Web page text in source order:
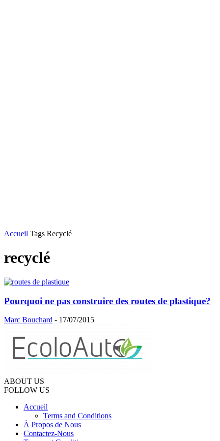
Accueil Tags Recyclé
recyclé
Pourquoi ne pas construire des routes de plastique?
Marc Bouchard - 17/07/2015
ABOUT US
FOLLOW US
Accueil
Terms and Conditions
À Propos de Nous
Contactez-Nous